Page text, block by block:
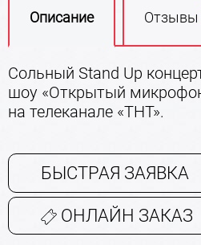
Описание Отзывы
Сольный Stand Up
шоу «Открытый
на телеканале «ТНТ».
БЫСТРАЯ ЗАЯВКА
ОНЛАЙН ЗАКАЗ